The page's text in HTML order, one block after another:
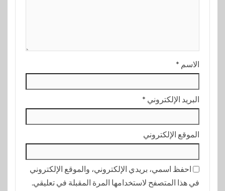
الاسم *
البريد الإلكتروني *
الموقع الإلكتروني
احفظ اسمي، بريدي الإلكتروني، والموقع الإلكتروني
في هذا المتصفح لاستخدامها المرة المقبلة في تعليقي.